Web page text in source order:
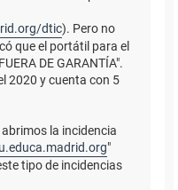
dtic). Pero no
que el portátil para el
DE GARANTÍA".
2020 y cuenta con 5
la incidencia
"
tipo de incidencias